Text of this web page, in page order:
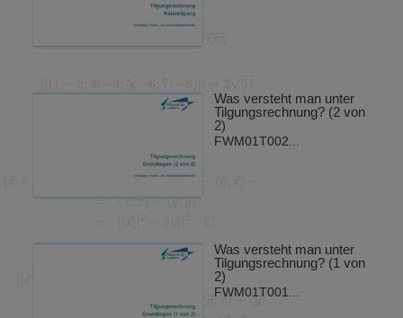
Was versteht man unter
Tilgungsrechnung? (2 von
2)
FWM01T002...
Was versteht man unter
Tilgungsrechnung? (1 von
2)
FWM01T001...